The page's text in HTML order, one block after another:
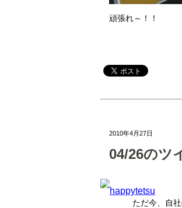
頑張れ～！！
2010年4月27日
04/26のツ
happytetsu
ただ今、自